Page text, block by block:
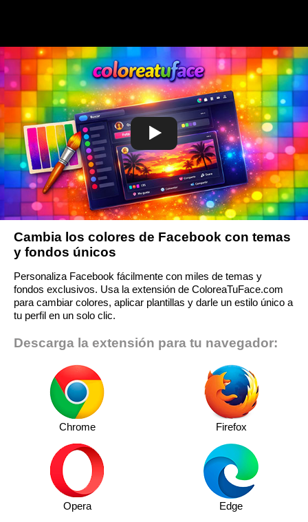
Cambia los colores de Facebook con temas
y fondos únicos
Personaliza Facebook fácilmente con miles de temas y
fondos exclusivos. Usa la extensión de ColoreaTuFace.com
para cambiar colores, aplicar plantillas y darle un estilo único a
tu perfil en un solo clic.
Descarga la extensión para tu navegador:
Chrome Firefox
Opera Edge